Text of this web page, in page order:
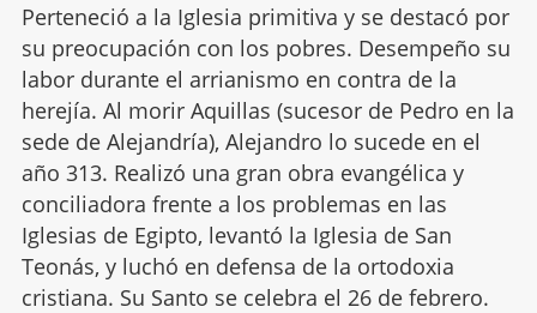
Perteneció a la Iglesia primitiva y se destacó por
su preocupación con los pobres. Desempeño su
labor durante el arrianismo en contra de la
herejía. Al morir Aquillas (sucesor de Pedro en la
sede de Alejandría), Alejandro lo sucede en el
año 313. Realizó una gran obra evangélica y
conciliadora frente a los problemas en las
Iglesias de Egipto, levantó la Iglesia de San
Teonás, y luchó en defensa de la ortodoxia
cristiana. Su Santo se celebra el 26 de febrero.